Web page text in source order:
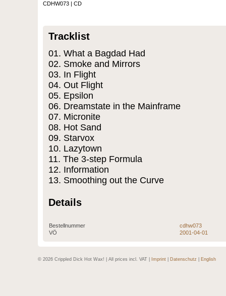
CDHW073 | CD
Tracklist
01. What a Bagdad Had
02. Smoke and Mirrors
03. In Flight
04. Out Flight
05. Epsilon
06. Dreamstate in the Mainframe
07. Micronite
08. Hot Sand
09. Starvox
10. Lazytown
11. The 3-step Formula
12. Information
13. Smoothing out the Curve
Details
Bestellnummer
cdhw073
VÖ
2001-04-01
© 2026 Crippled Dick Hot Wax! | All prices incl. VAT | Imprint Datenschutz English